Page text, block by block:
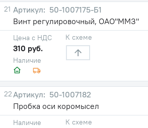
21
50-1007175-Б1
Винт регулировочный, ОАО"ММЗ"
Наличие
Цена с НДС
310 руб.
К схеме
22
50-1007182
Пробка оси коромысел
Наличие
К схеме